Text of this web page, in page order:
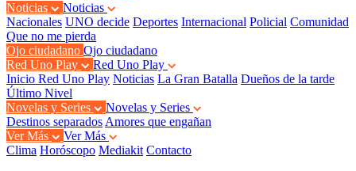
Noticias
Noticias
Nacionales UNO decide Deportes Internacional Policial Comunidad
Que no me pierda
Ojo ciudadano Ojo ciudadano
Red Uno Play
Red Uno Play
Inicio Red Uno Play Noticias La Gran Batalla Dueños de la tarde
Último Nivel
Novelas y Series
Novelas y Series
Destinos separados Amores que engañan
Ver Más
Ver Más
Clima Horóscopo Mediakit Contacto